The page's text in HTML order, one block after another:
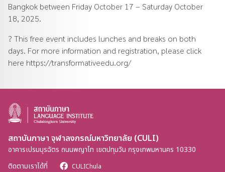
Bangkok between Friday October 17 – Saturday October
18, 2025.
? This free event includes lunches and breaks on both
days. For more information and registration, please click
here https://transformativeedu.org/
สถาบันภาษา จุฬาลงกรณ์มหาวิทยาลัย (CULI)
อาคารเปรมบุรฉัตร ถนนพญาไท เขตปทุมวัน กรุงเทพมหานคร 10330
ติดตามเราได้ที่
CULIChula